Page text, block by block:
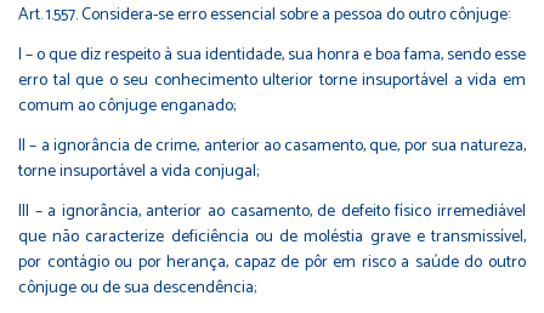
Art. 1.557. Considera-se erro essencial sobre a pessoa do outro cônjuge:
I – o que diz respeito à sua identidade, sua honra e boa fama, sendo esse
erro tal que o seu conhecimento ulterior torne insuportável a vida em
comum ao cônjuge enganado;
II – a ignorância de crime, anterior ao casamento, que, por sua natureza,
torne insuportável a vida conjugal;
III – a ignorância, anterior ao casamento, de defeito físico irremediável
que não caracterize deficiência ou de moléstia grave e transmissível,
por contágio ou por herança, capaz de pôr em risco a saúde do outro
cônjuge ou de sua descendência;